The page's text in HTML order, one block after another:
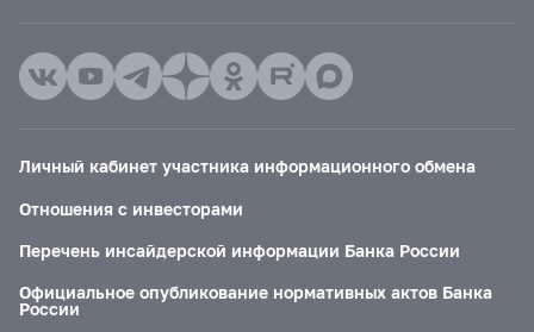
Личный кабинет участника информационного обмена
Отношения с инвесторами
Перечень инсайдерской информации Банка России
Официальное опубликование нормативных актов Банка
России